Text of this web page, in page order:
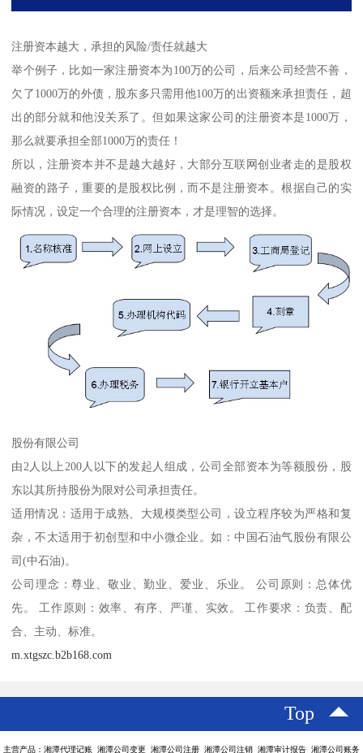
注册资本越大，承担的风险/责任就越大
举个例子，比如一家注册资本为100万的公司，后来公司经营不善，
欠了1000万的外债，股东多只需用他100万的出资额来承担责任，超
出的部分就和他没关系了。但如果这家公司的注册资本是1000万，
那么就要承担全部1000万的责任！
所以，注册资本并不是越大越好，大部分互联网创业者走的是股权
融资的路子，重要的是股权比例，而不是注册资本。根据自己的实
际情况，设定一个合理的注册资本，才是理智的选择。
股份有限公司
由2人以上200人以下的发起人组成，公司全部资本为等额股份，股
东以其所持股份为限对公司承担责任。
适用情况：适用于成熟、大规模类型公司，设立程序较为严格和复
杂，不太适用于初创型和中小微企业。如：中国石油气股份有限公
司(中石油)。
公司理念：尊业、敬业、勤业、爱业、乐业。 公司原则：总体优
先。 工作原则：效率、有序、严谨、实效。 工作要求：负责、配
合、主动、标准。
m.xtgszc.b2b168.com
Top
主营产品：湘潭代理记账 湘潭公司变更 湘潭公司注册 湘潭公司注销 湘潭审计报告 湘潭公司账务